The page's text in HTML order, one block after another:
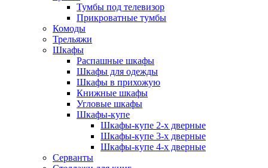
Тумбы под телевизор
Прикроватные тумбы
Комоды
Трельяжи
Шкафы
Распашные шкафы
Шкафы для одежды
Шкафы в прихожую
Книжные шкафы
Угловые шкафы
Шкафы-купе
Шкафы-купе 2-x дверные
Шкафы-купе 3-х дверные
Шкафы-купе 4-х дверные
Серванты